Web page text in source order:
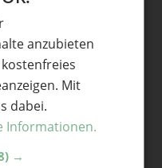
anzubieten
Mit
dabei.
Informationen.
→